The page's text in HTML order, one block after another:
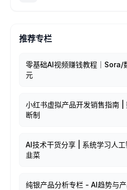
推荐专栏
零基础AI视频赚钱教程｜Sora/
元
小红书虚拟产品开发销售指南
断制
AI技术干货分享 | 系统学习人
韭菜
纯银产品分析专栏 - AI趋势与